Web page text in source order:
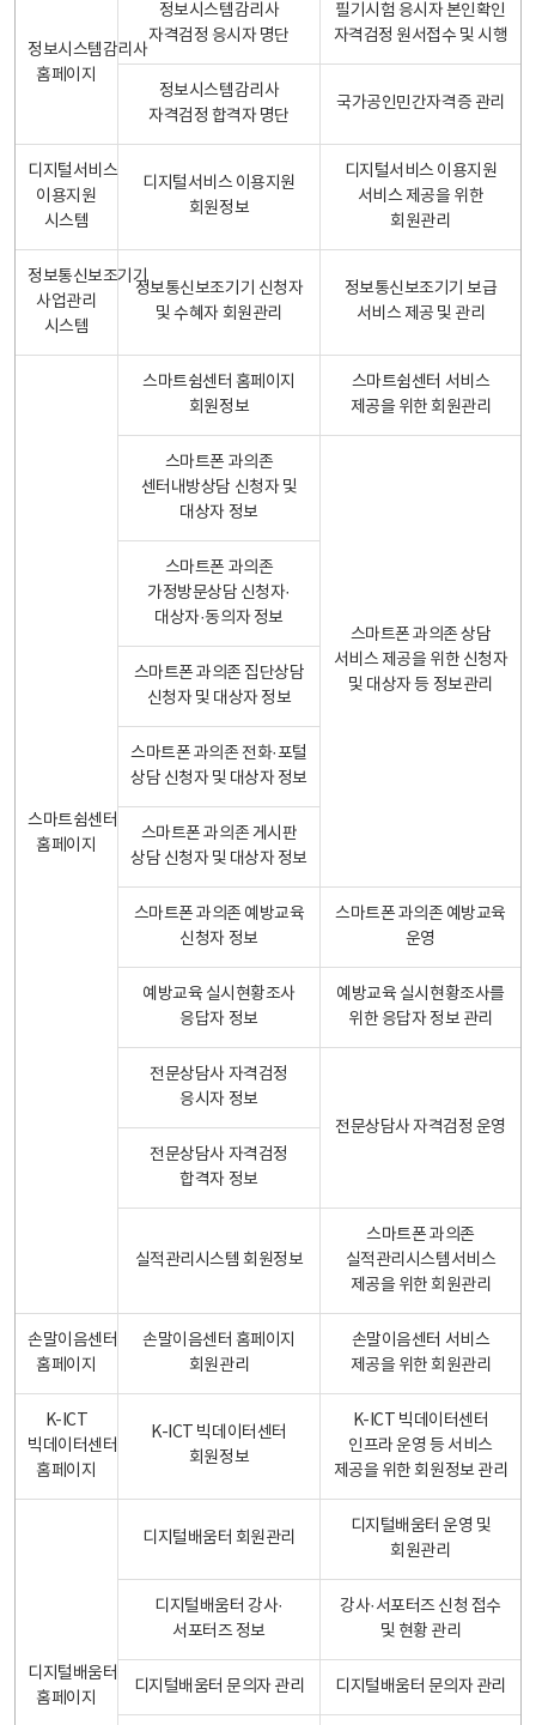
정보시스템감리사
홈페이지
정보시스템감리사
자격검정 응시자 명단
필기시험 응시자 본인확인
자격검정 원서접수 및 시행
정보시스템감리사
자격검정 합격자 명단
국가공인민간자격증 관리
디지털서비스
이용지원
시스템
디지털서비스 이용지원
회원정보
디지털서비스 이용지원
서비스 제공을 위한
회원관리
정보통신보조기기
사업관리
시스템
정보통신보조기기 신청자
및 수혜자 회원관리
정보통신보조기기 보급
서비스 제공 및 관리
스마트쉼센터
홈페이지
스마트쉼센터 홈페이지
회원정보
스마트쉼센터 서비스
제공을 위한 회원관리
스마트폰 과의존
센터내방상담 신청자 및
대상자 정보
스마트폰 과의존 상담
서비스 제공을 위한 신청자
및 대상자 등 정보관리
스마트폰 과의존
가정방문상담 신청자·
대상자·동의자 정보
스마트폰 과의존 집단상담
신청자 및 대상자 정보
스마트폰 과의존 전화·포털
상담 신청자 및 대상자 정보
스마트폰 과의존 게시판
상담 신청자 및 대상자 정보
스마트폰 과의존 예방교육
신청자 정보
스마트폰 과의존 예방교육
운영
예방교육 실시현황조사
응답자 정보
예방교육 실시현황조사를
위한 응답자 정보 관리
전문상담사 자격검정
응시자 정보
전문상담사 자격검정 운영
전문상담사 자격검정
합격자 정보
실적관리시스템 회원정보
스마트폰 과의존
실적관리시스템서비스
제공을 위한 회원관리
손말이음센터
홈페이지
손말이음센터 홈페이지
회원관리
손말이음센터 서비스
제공을 위한 회원관리
K-ICT
빅데이터센터
홈페이지
K-ICT 빅데이터센터
회원정보
K-ICT 빅데이터센터
인프라 운영 등 서비스
제공을 위한 회원정보 관리
디지털배움터
홈페이지
디지털배움터 회원관리
디지털배움터 운영 및
회원관리
디지털배움터 강사·
서포터즈 정보
강사·서포터즈 신청 접수
및 현황 관리
디지털배움터 문의자 관리 디지털배움터 문의자 관리